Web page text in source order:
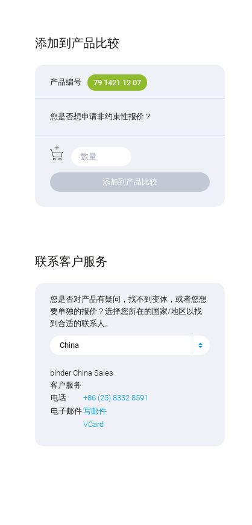
添加到产品比较
产品编号 79 1421 12 07
您是否想申请非约束性报价？
添加到产品比较
联系客户服务
您是否对产品有疑问，找不到变体，或者您想
要单独的报价？选择您所在的国家/地区以找
到合适的联系人。
China
binder China Sales
客户服务
电话
+86 (25) 8332 8591
电子邮件写邮件
VCard